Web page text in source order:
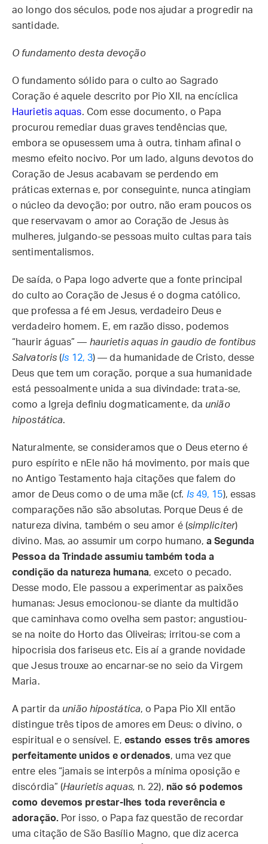
ao longo dos séculos, pode nos ajudar a progredir na
santidade.
O fundamento desta devoção
O fundamento sólido para o culto ao Sagrado
Coração é aquele descrito por Pio XII, na encíclica
Haurietis aquas. Com esse documento, o Papa
procurou remediar duas graves tendências que,
embora se opusessem uma à outra, tinham afinal o
mesmo efeito nocivo. Por um lado, alguns devotos do
Coração de Jesus acabavam se perdendo em
práticas externas e, por conseguinte, nunca atingiam
o núcleo da devoção; por outro, não eram poucos os
que reservavam o amor ao Coração de Jesus às
mulheres, julgando-se pessoas muito cultas para tais
sentimentalismos.
De saída, o Papa logo adverte que a fonte principal
do culto ao Coração de Jesus é o dogma católico,
que professa a fé em Jesus, verdadeiro Deus e
verdadeiro homem. E, em razão disso, podemos
“haurir águas” — haurietis aquas in gaudio de fontibus
Salvatoris (Is 12, 3) — da humanidade de Cristo, desse
Deus que tem um coração, porque a sua humanidade
está pessoalmente unida a sua divindade: trata-se,
como a Igreja definiu dogmaticamente, da união
hipostática.
Naturalmente, se consideramos que o Deus eterno é
puro espírito e nEle não há movimento, por mais que
no Antigo Testamento haja citações que falem do
amor de Deus como o de uma mãe (cf. Is49, 15), essas
comparações não são absolutas. Porque Deus é de
natureza divina, também o seu amor é (simpliciter)
divino. Mas, ao assumir um corpo humano,a Segunda
Pessoa da Trindade assumiu também toda a
condição da natureza humana, exceto o pecado.
Desse modo, Ele passou a experimentar as paixões
humanas: Jesus emocionou-se diante da multidão
que caminhava como ovelha sem pastor; angustiou-
se na noite do Horto das Oliveiras; irritou-se com a
hipocrisia dos fariseus etc. Eis aí a grande novidade
que Jesus trouxe ao encarnar-se no seio da Virgem
Maria.
A partir da união hipostática, o Papa Pio XII então
distingue três tipos de amores em Deus: o divino, o
espiritual e o sensível. E, estando esses três amores
perfeitamente unidos e ordenados, uma vez que
entre eles “jamais se interpôs a mínima oposição e
discórdia” (Haurietis aquas, n. 22), não só podemos
como devemos prestar-lhes toda reverência e
adoração.Por isso, o Papa faz questão de recordar
uma citação de São Basílio Magno, que diz acerca